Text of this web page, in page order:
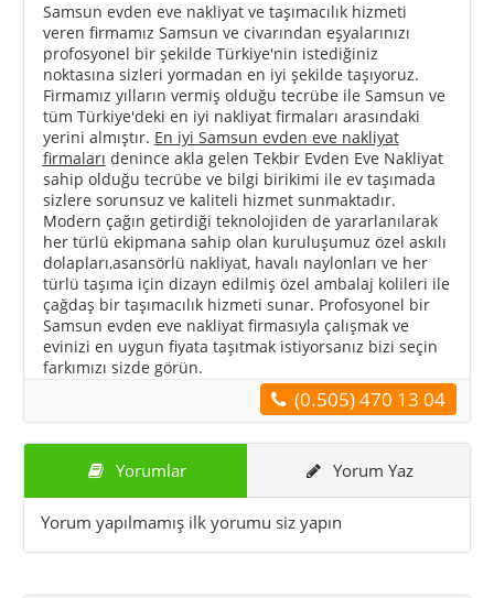
Samsun evden eve nakliyat ve taşımacılık hizmeti
veren firmamız Samsun ve civarından eşyalarınızı
profosyonel bir şekilde Türkiye'nin istediğiniz
noktasına sizleri yormadan en iyi şekilde taşıyoruz.
Firmamız yılların vermiş olduğu tecrübe ile Samsun ve
tüm Türkiye'deki en iyi nakliyat firmaları arasındaki
yerini almıştır. En iyi Samsun evden eve nakliyat
firmaları denince akla gelen Tekbir Evden Eve Nakliyat
sahip olduğu tecrübe ve bilgi birikimi ile ev taşımada
sizlere sorunsuz ve kaliteli hizmet sunmaktadır.
Modern çağın getirdiği teknolojiden de yararlanılarak
her türlü ekipmana sahip olan kuruluşumuz özel askılı
dolapları,asansörlü nakliyat, havalı naylonları ve her
türlü taşıma için dizayn edilmiş özel ambalaj kolileri ile
çağdaş bir taşımacılık hizmeti sunar. Profosyonel bir
Samsun evden eve nakliyat firmasıyla çalışmak ve
evinizi en uygun fiyata taşıtmak istiyorsanız bizi seçin
farkımızı sizde görün.
(0.505) 470 13 04
Yorumlar Yorum Yaz
Yorum yapılmamış ilk yorumu siz yapın